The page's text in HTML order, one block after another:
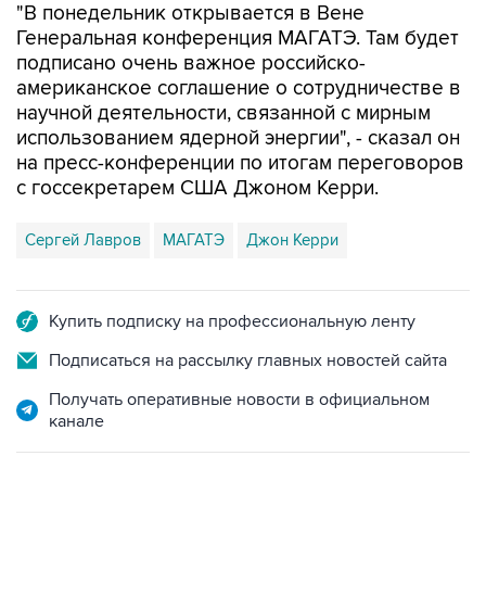
"В понедельник открывается в Вене
Генеральная конференция МАГАТЭ. Там будет
подписано очень важное российско-
американское соглашение о сотрудничестве в
научной деятельности, связанной с мирным
использованием ядерной энергии", - сказал он
на пресс-конференции по итогам переговоров
с госсекретарем США Джоном Керри.
Сергей Лавров МАГАТЭ Джон Керри
Купить подписку на профессиональную ленту
Подписаться на рассылку главных новостей сайта
Получать оперативные новости в официальном
канале